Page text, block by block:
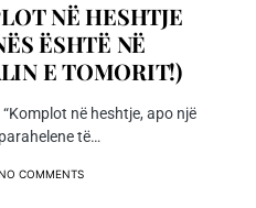
NË HESHTJE
ËSHTË NË
E TOMORIT!)
në heshtje, apo një
të…
NO COMMENTS